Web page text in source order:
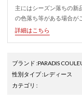
主にはシーズン落ちの新
の色落ち等がある場合が
詳細はこちら
ブランド :PARADIS
性別タイプ:レディース
カテゴリ :